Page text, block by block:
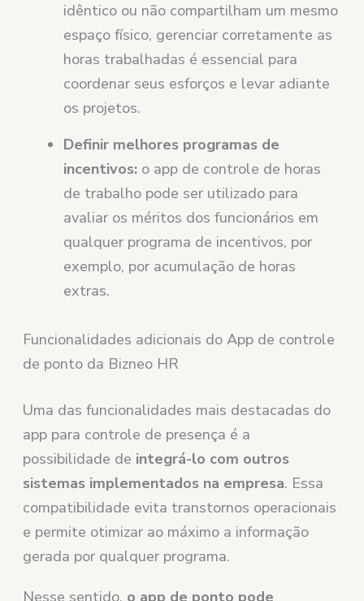
idêntico ou não compartilham um mesmo
espaço físico, gerenciar corretamente as
horas trabalhadas é essencial para
coordenar seus esforços e levar adiante
os projetos.
Definir melhores programas de
incentivos: o app de controle de horas
de trabalho pode ser utilizado para
avaliar os méritos dos funcionários em
qualquer programa de incentivos, por
exemplo, por acumulação de horas
extras.
Funcionalidades adicionais do App de controle
de ponto da Bizneo HR
Uma das funcionalidades mais destacadas do
app para controle de presença é a
possibilidade de integrá-lo com outros
sistemas implementados na empresa. Essa
compatibilidade evita transtornos operacionais
e permite otimizar ao máximo a informação
gerada por qualquer programa.